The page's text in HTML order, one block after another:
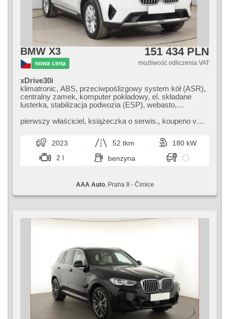
BMW X3
nowa cena
151 434 PLN
możliwość odliczenia VAT
xDrive30i
klimatronic, ABS, przeciwpoślizgowy system kół (ASR),
centralny zamek, komputer pokładowy, el. składane
lusterka, stabilizacja podwozia (ESP), webasto,
deszczu, hak holowniczy, czujnik ciśnienia opon, USB,
elektryczna regulacja foteli, podgrzewana kierownica,
asystent pasa ruchu, el. lusterka, wspomaganie układu
kierowniczego, el. opuszczane szyby, relingi dachowe,
radio fabryczne, automat, napęd 4x4
pierwszy właściciel,​ książeczka o serwis.,​ koupeno v
elegantní design s vysoko...
2023 52 tkm
180 kW
2 l
benzyna
AAA Auto, Praha 8 - Čimice